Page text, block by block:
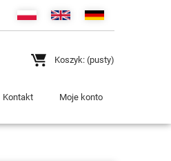
Koszyk: (pusty)
Kontakt Moje konto